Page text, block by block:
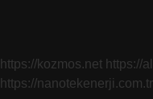
https://kozmos.net https://
https://nanotekenerji.com.tr